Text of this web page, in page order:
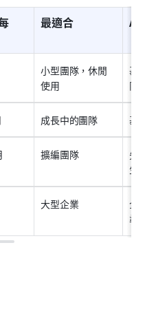
最適合 AI
小型團隊，休閒
使用
基
限
成長中的團隊 基
擴編團隊
先
生
大型企業
企
尋